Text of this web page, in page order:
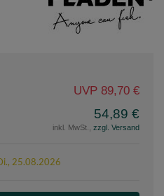
Fladen
UVP 89,70 €
54,89 €
inkl. MwSt., zzgl. Versand
25.08.2026